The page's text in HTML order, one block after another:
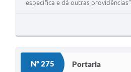
especifica e dá outras providências”.
Nº 275 Portaria